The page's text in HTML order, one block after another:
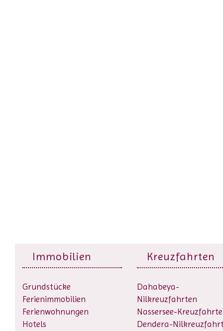
Immobilien
Grundstücke
Ferienimmobilien
Ferienwohnungen
Hotels
Kreuzfahrten
Dahabeya-
Nilkreuzfahrten
Nassersee-
Dendera-